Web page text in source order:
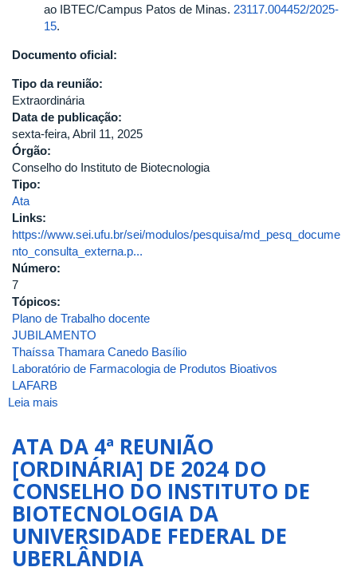
ao IBTEC/Campus Patos de Minas. 23117.004452/2025-
15.
Documento oficial:
Tipo da reunião:
Extraordinária
Data de publicação:
sexta-feira, Abril 11, 2025
Órgão:
Conselho do Instituto de Biotecnologia
Tipo:
Ata
Links:
https://www.sei.ufu.br/sei/modulos/pesquisa/md_pesq_docume
nto_consulta_externa.p...
Número:
7
Tópicos:
Plano de Trabalho docente
JUBILAMENTO
Thaíssa Thamara Canedo Basílio
Laboratório de Farmacologia de Produtos Bioativos
LAFARB
Leia mais
7ª
REUNIÃO
[EXTRAORDINÁRIA]
DE
2025
DO
CONSELHO
ATA DA 4ª REUNIÃO
[ORDINÁRIA] DE 2024 DO
CONSELHO DO INSTITUTO DE
BIOTECNOLOGIA DA
UNIVERSIDADE FEDERAL DE
UBERLÂNDIA